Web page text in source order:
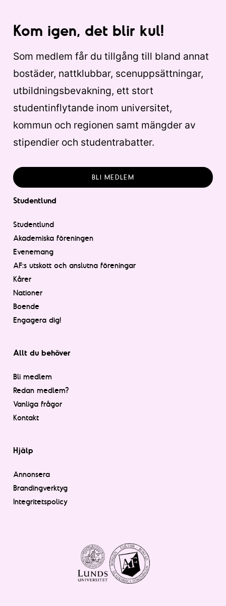
Kom igen, det blir kul!
Som medlem får du tillgång till bland annat
bostäder, nattklubbar, scenuppsättningar,
utbildningsbevakning, ett stort
studentinflytande inom universitet,
kommun och regionen samt mängder av
stipendier och studentrabatter.
BLI MEDLEM
Studentlund
Studentlund
Akademiska föreningen
Evenemang
AF:s utskott och anslutna föreningar
Kårer
Nationer
Boende
Engagera dig!
Allt du behöver
Bli medlem
Redan medlem?
Vanliga frågor
Kontakt
Hjälp
Annonsera
Brandingverktyg
Integritetspolicy